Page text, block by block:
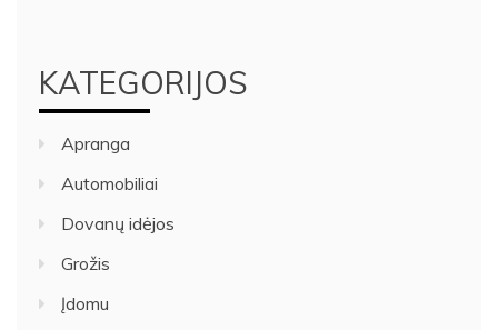
KATEGORIJOS
Apranga
Automobiliai
Dovanų idėjos
Grožis
Įdomu